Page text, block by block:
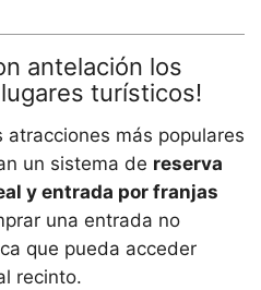
antelación los
turísticos!
atracciones más populares
un sistema de reserva
y entrada por franjas
una entrada no
que pueda acceder
recinto.